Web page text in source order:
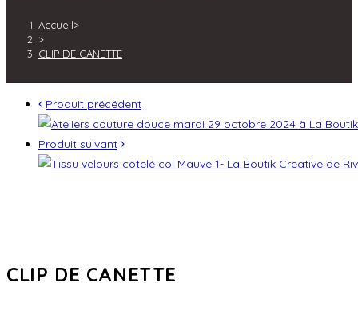
Accueil>
>
CLIP DE CANETTE
Produit précédent
Produit suivant
CLIP DE CANETTE